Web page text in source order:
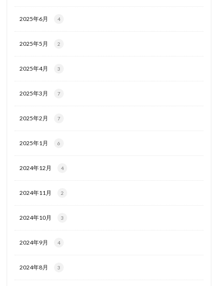
2025年6月 4
2025年5月 2
2025年4月 3
2025年3月 7
2025年2月 7
2025年1月 6
2024年12月 4
2024年11月 2
2024年10月 3
2024年9月 4
2024年8月 3